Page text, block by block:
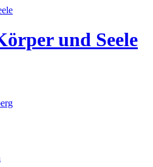
und Seele